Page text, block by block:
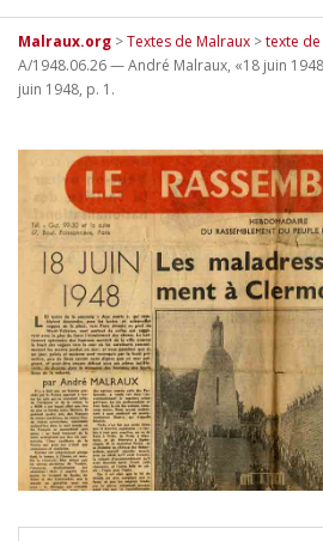
Malraux.org >Textes de Malraux >texte
A/1948.06.26 — André Malraux, «18 juin
juin 1948, p. 1.